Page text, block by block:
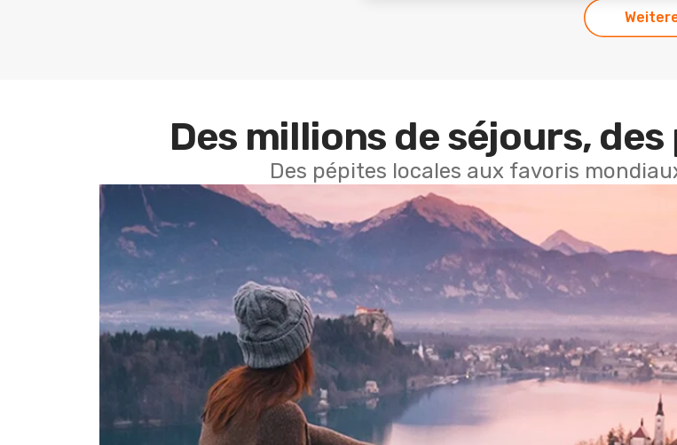
Des millions de séjours,
Des pépites locales aux favoris